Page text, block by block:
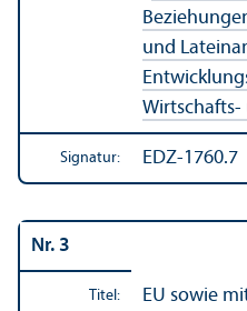
und
Wirtschafts-
Signatur: EDZ-1760.7
Nr. 3
Titel:
EU sowie